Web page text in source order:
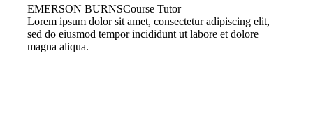
EMERSON BURNSCourse Tutor
Lorem ipsum dolor sit amet, consectetur adipiscing elit,
sed do eiusmod tempor incididunt ut labore et dolore
magna aliqua.